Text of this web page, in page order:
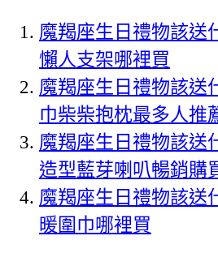
魔羯座生日禮物該送
懶人支架哪裡買
魔羯座生日禮物該送
巾柴柴抱枕最多人推
魔羯座生日禮物該送
造型藍芽喇叭暢銷購
魔羯座生日禮物該送
暖圍巾哪裡買